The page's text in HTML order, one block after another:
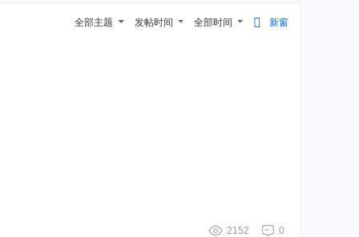
新窗
全部时间
发帖时间
全部主题
0
2152